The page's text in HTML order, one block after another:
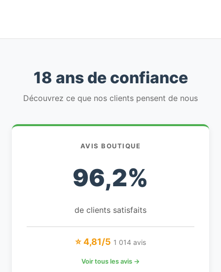
18 ans de confiance
Découvrez ce que nos clients pensent de nous
AVIS BOUTIQUE
96,2%
de clients satisfaits
⭐ 4,81/5 1 014 avis
Voir tous les avis →